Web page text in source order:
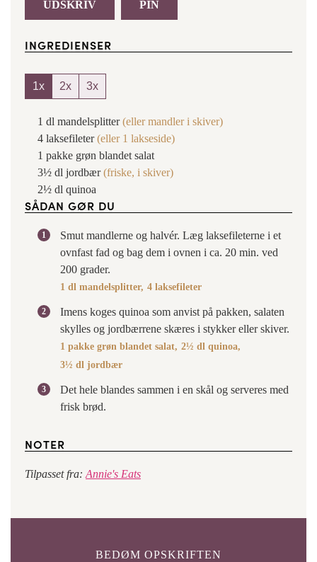
UDSKRIV PIN
INGREDIENSER
1x 2x 3x
1 dl mandelsplitter(eller mandler i skiver)
4 laksefileter(eller 1 lakseside)
1 pakke grøn blandet salat
3½ dl jordbær (friske, i skiver)
2½ dl quinoa
SÅDAN GØR DU
Smut mandlerne og halvér. Læg laksefileterne i et
ovnfast fad og bag dem i ovnen i ca. 20 min. ved
200 grader.
1 dl mandelsplitter, 4 laksefileter
Imens koges quinoa som anvist på pakken, salaten
skylles og jordbærrene skæres i stykker eller skiver.
1 pakke grøn blandet salat, 2½ dl quinoa,
3½ dl jordbær
Det hele blandes sammen i en skål og serveres med
frisk brød.
NOTER
Tilpasset fra: Annie's Eats
BEDØM OPSKRIFTEN